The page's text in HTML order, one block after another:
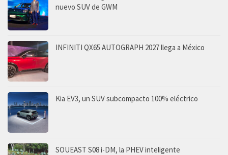
nuevo SUV de GWM
INFINITI QX65 AUTOGRAPH 2027 llega a México
Kia EV3, un SUV subcompacto 100% eléctrico
SOUEAST S08 i-DM, la PHEV inteligente